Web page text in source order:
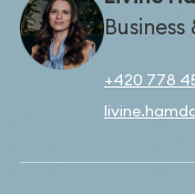
+420 778